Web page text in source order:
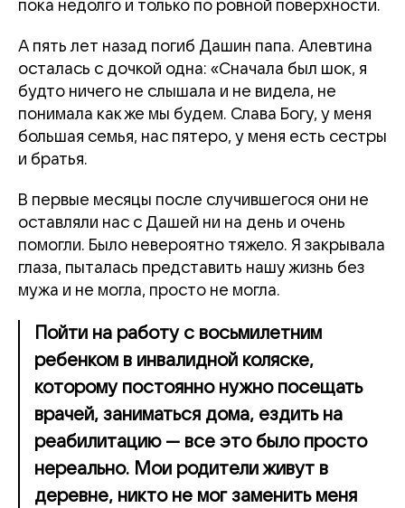
пока недолго и только по ровной поверхности.
А пять лет назад погиб Дашин папа. Алевтина
осталась с дочкой одна: «Сначала был шок, я
будто ничего не слышала и не видела, не
понимала как же мы будем. Слава Богу, у меня
большая семья, нас пятеро, у меня есть сестры
и братья.
В первые месяцы после случившегося они не
оставляли нас с Дашей ни на день и очень
помогли. Было невероятно тяжело. Я закрывала
глаза, пыталась представить нашу жизнь без
мужа и не могла, просто не могла.
Пойти на работу с восьмилетним
ребенком в инвалидной коляске,
которому постоянно нужно посещать
врачей, заниматься дома, ездить на
реабилитацию — все это было просто
нереально. Мои родители живут в
деревне, никто не мог заменить меня